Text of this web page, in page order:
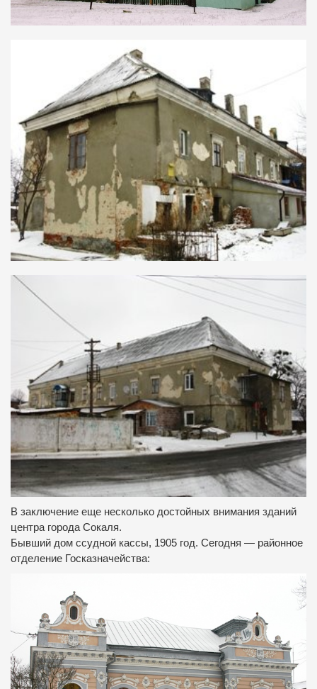
В заключение еще несколько достойных внимания зданий
центра города Сокаля.
Бывший дом ссудной кассы, 1905 год. Сегодня — районное
отделение Госказначейства: